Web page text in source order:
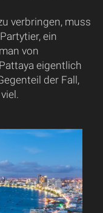
verbringen, muss
ein
von
eigentlich
der Fall,